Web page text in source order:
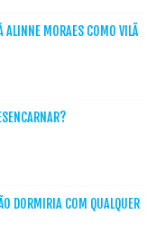
ALINNE MORAES COMO VILÃ
DORMIRIA COM QUALQUER